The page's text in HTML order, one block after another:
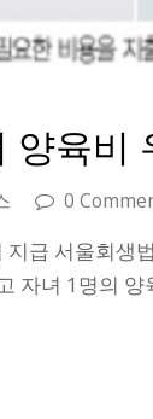
육비
0
급 서울회
자녀 1명의